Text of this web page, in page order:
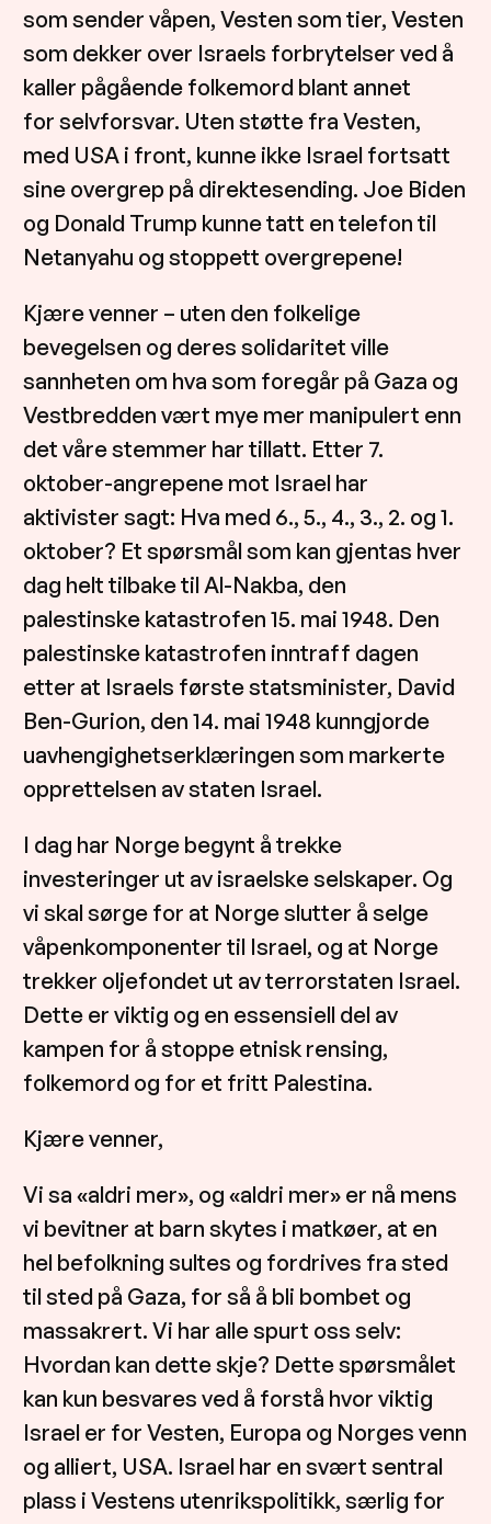
som sender våpen, Vesten som tier, Vesten
som dekker over Israels forbrytelser ved å
kaller pågående folkemord blant annet
for selvforsvar. Uten støtte fra Vesten,
med USA i front, kunne ikke Israel fortsatt
sine overgrep på direktesending. Joe Biden
og Donald Trump kunne tatt en telefon til
Netanyahu og stoppett overgrepene!
Kjære venner – uten den folkelige
bevegelsen og deres solidaritet ville
sannheten om hva som foregår på Gaza og
Vestbredden vært mye mer manipulert enn
det våre stemmer har tillatt. Etter 7.
oktober-angrepene mot Israel har
aktivister sagt: Hva med 6., 5., 4., 3., 2. og 1.
oktober? Et spørsmål som kan gjentas hver
dag helt tilbake til Al-Nakba, den
palestinske katastrofen 15. mai 1948. Den
palestinske katastrofen inntraff dagen
etter at Israels første statsminister, David
Ben-Gurion, den 14. mai 1948 kunngjorde
uavhengighetserklæringen som markerte
opprettelsen av staten Israel.
I dag har Norge begynt å trekke
investeringer ut av israelske selskaper. Og
vi skal sørge for at Norge slutter å selge
våpenkomponenter til Israel, og at Norge
trekker oljefondet ut av terrorstaten Israel.
Dette er viktig og en essensiell del av
kampen for å stoppe etnisk rensing,
folkemord og for et fritt Palestina.
Kjære venner,
Vi sa «aldri mer», og «aldri mer» er nå mens
vi bevitner at barn skytes i matkøer, at en
hel befolkning sultes og fordrives fra sted
til sted på Gaza, for så å bli bombet og
massakrert. Vi har alle spurt oss selv:
Hvordan kan dette skje? Dette spørsmålet
kan kun besvares ved å forstå hvor viktig
Israel er for Vesten, Europa og Norges venn
og alliert, USA. Israel har en svært sentral
plass i Vestens utenrikspolitikk, særlig for